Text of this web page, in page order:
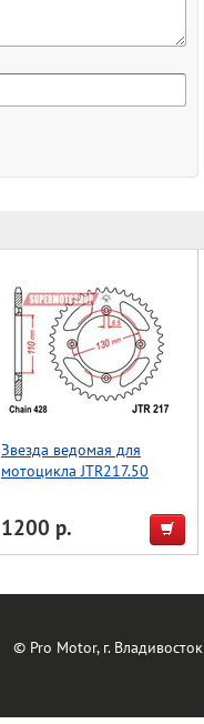
Звезда ведомая для
мотоцикла JTR217.50
1200 р.
© Pro Motor, г. Владивосток